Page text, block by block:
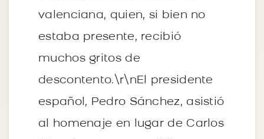
valenciana, quien, si bien no
estaba presente, recibió
muchos gritos de
descontento.\r\nEl presidente
español, Pedro Sánchez, asistió
al homenaje en lugar de Carlos